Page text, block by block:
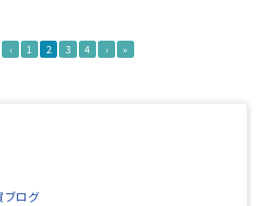
‹ 1 2 3 4 › »
ブログ